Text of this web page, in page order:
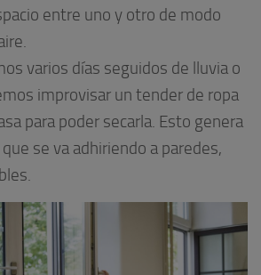
entre uno y otro de modo
varios días seguidos de lluvia o
improvisar un tender de ropa
para poder secarla. Esto genera
se va adhiriendo a paredes,